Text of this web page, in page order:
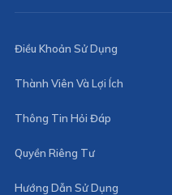
Điều Khoản Sử Dụng
Thành Viên Và Lợi Ích
Thông Tin Hỏi Đáp
Quyền Riêng Tư
Hướng Dẫn Sử Dụng